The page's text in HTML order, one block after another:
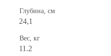
Глубина, см
24,1
Вес, кг
11.2